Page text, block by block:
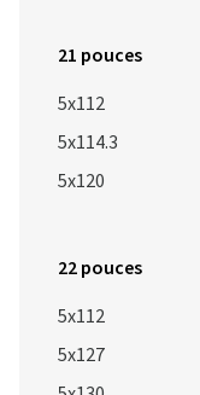
21 pouces
5x112
5x114.3
5x120
22 pouces
5x112
5x127